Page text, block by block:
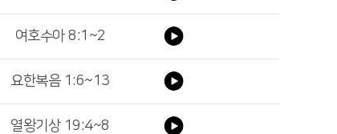
여호수아 8:1~2
요한복음 1:6~13
열왕기상 19:4~8